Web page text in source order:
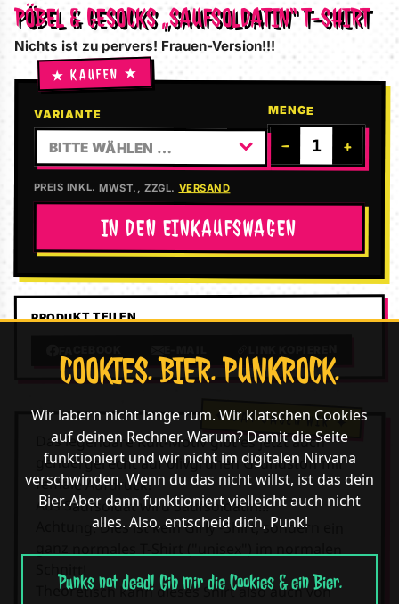
PÖBEL & GESOCKS „SAUFSOLDATIN“ T-SHIRT
Nichts ist zu pervers! Frauen-Version!!!
VARIANTE
BITTE WÄHLEN …
MENGE
− +
PREIS INKL. MWST., ZZGL. VERSAND
IN DEN EINKAUFSWAGEN
PRODUKT TEILEN
Das legendäre Kult-Motiv gibt es jetzt auch
gendergerecht auf olivgrünen Grundstoff mit
female Aufdruck!
Aus Saufsoldat wird Saufsoldatin!!!
Achtung: Dies ist kein Girly -Shirt, sondern ein
Schnitt!
Theoretisch kann dieses Shirt also auch von
COOKIES. BIER. PUNKROCK.
Wir labern nicht lange rum. Wir klatschen Cookies
auf deinen Rechner. Warum? Damit die Seite
funktioniert und wir nicht im digitalen Nirvana
verschwinden. Wenn du das nicht willst, ist das dein
Bier. Aber dann funktioniert vielleicht auch nicht
alles. Also, entscheid dich, Punk!
Punks not dead! Gib mir die Cookies & ein Bier.